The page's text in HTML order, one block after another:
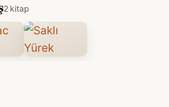
2 kitap